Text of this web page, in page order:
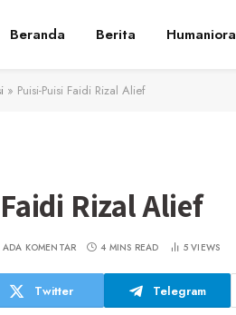
Beranda Berita Humaniora
» Puisi-Puisi Faidi Rizal Alief
Rizal Alief
KOMENTAR 4 MINS READ 5VIEWS
Twitter Telegram